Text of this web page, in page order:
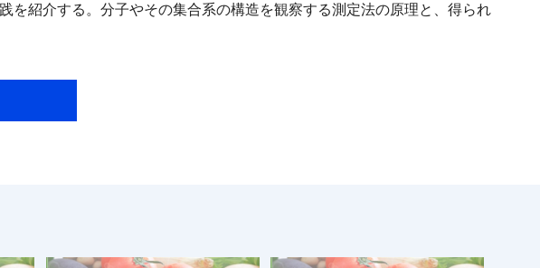
を紹介する。分子やその集合系の構造を観察する測定法の原理と、得られ